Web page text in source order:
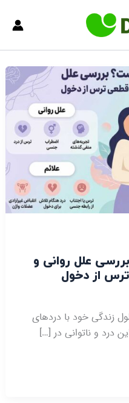
علل روانی و
از دخول
زندگی خود با دردهای
درد و ناتوانی در […]